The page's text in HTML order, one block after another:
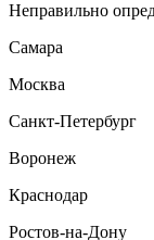
Неправильно
Самара
Москва
Санкт-Петербург
Воронеж
Краснодар
Ростов-на-Дону